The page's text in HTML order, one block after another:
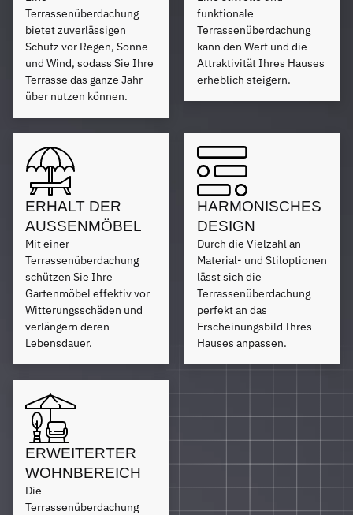
Terrassenüberdachung
bietet zuverlässigen
Schutz vor Regen, Sonne
und Wind, sodass Sie Ihre
Terrasse das ganze Jahr
über nutzen können.
funktionale
Terrassenüberdachung
kann den Wert und die
Attraktivität Ihres Hauses
erheblich steigern.
ERHALT DER
AUSSENMÖBEL
Mit einer
Terrassenüberdachung
schützen Sie Ihre
Gartenmöbel effektiv vor
Witterungsschäden und
verlängern deren
Lebensdauer.
HARMONISCHES
DESIGN
Durch die Vielzahl an
Material- und Stiloptionen
lässt sich die
Terrassenüberdachung
perfekt an das
Erscheinungsbild Ihres
Hauses anpassen.
ERWEITERTER
WOHNBEREICH
Die
Terrassenüberdachung